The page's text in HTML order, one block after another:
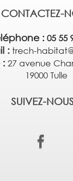
CONTACTEZ-
: 05 55
: trech-
: 27 avenue
19000 Tulle
SUIVEZ-